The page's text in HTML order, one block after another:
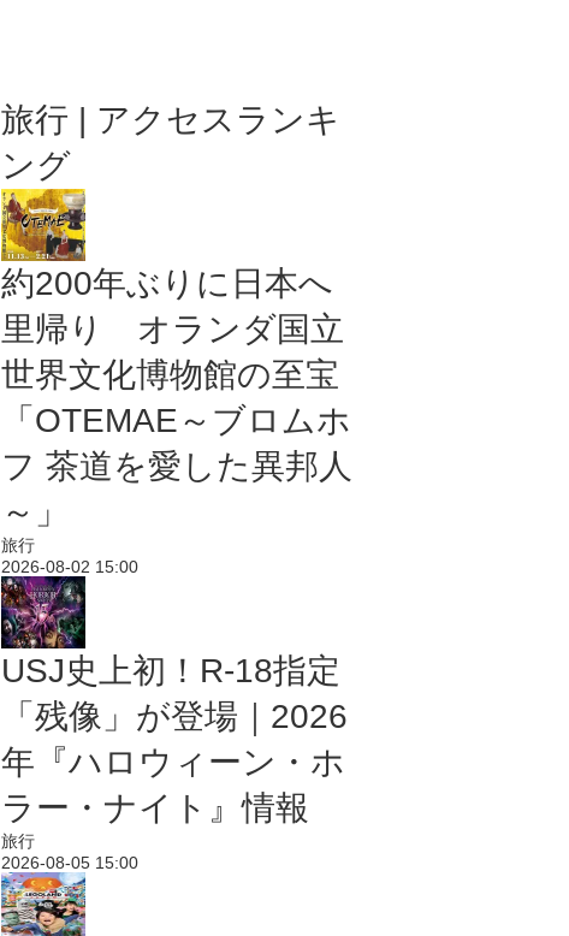
旅行 | アクセスランキ
ング
約200年ぶりに日本へ
里帰り オランダ国立
世界文化博物館の至宝
「OTEMAE～ブロムホ
フ 茶道を愛した異邦人
～」
旅行
2026-08-02 15:00
USJ史上初！R-18指定
「残像」が登場｜2026
年『ハロウィーン・ホ
ラー・ナイト』情報
旅行
2026-08-05 15:00